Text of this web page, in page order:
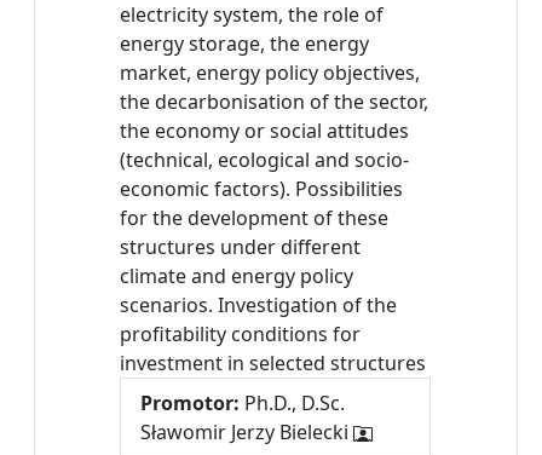
electricity system, the role of
energy storage, the energy
market, energy policy objectives,
the decarbonisation of the sector,
the economy or social attitudes
(technical, ecological and socio-
economic factors). Possibilities
for the development of these
structures under different
climate and energy policy
scenarios. Investigation of the
profitability conditions for
investment in selected structures
Promotor: Ph.D., D.Sc.
Sławomir Jerzy Bielecki